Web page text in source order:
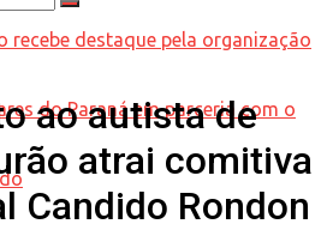
ao autista de
atrai comitiva
Candido Rondon